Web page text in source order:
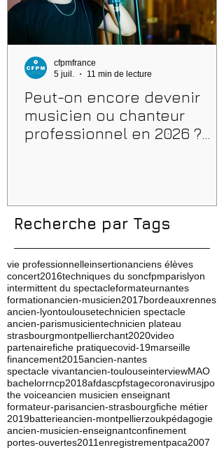
Peut-on encore devenir
musicien ou chanteur
professionnel en 2026 ?
cfpmfrance
5 juil.
11 min de lecture
Recherche par Tags
vie professionnelleinsertionanciens élèves
concert2016techniques du soncfpmparislyon
intermittent du spectacleformateurnantes
formationancien-musicien2017bordeauxrennes
ancien-lyontoulousetechnicien spectacle
ancien-parismusicientechnicien plateau
strasbourgmontpellierchant2020video
partenairefiche pratiquecovid-19marseille
financement2015ancien-nantes
spectacle vivantancien-toulouseinterviewMAO
bachelorrncp2018afdascpfstagecoronavirusjpo
the voiceancien musicien enseignant
formateur-parisancien-strasbourgfiche métier
2019batterieancien-montpellierzoukpédagogie
ancien-musicien-enseignantconfinement
portes-ouvertes2011enregistrementpaca2007